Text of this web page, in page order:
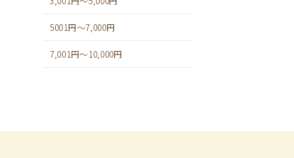
5001円～7,000円
7,001円～10,000円